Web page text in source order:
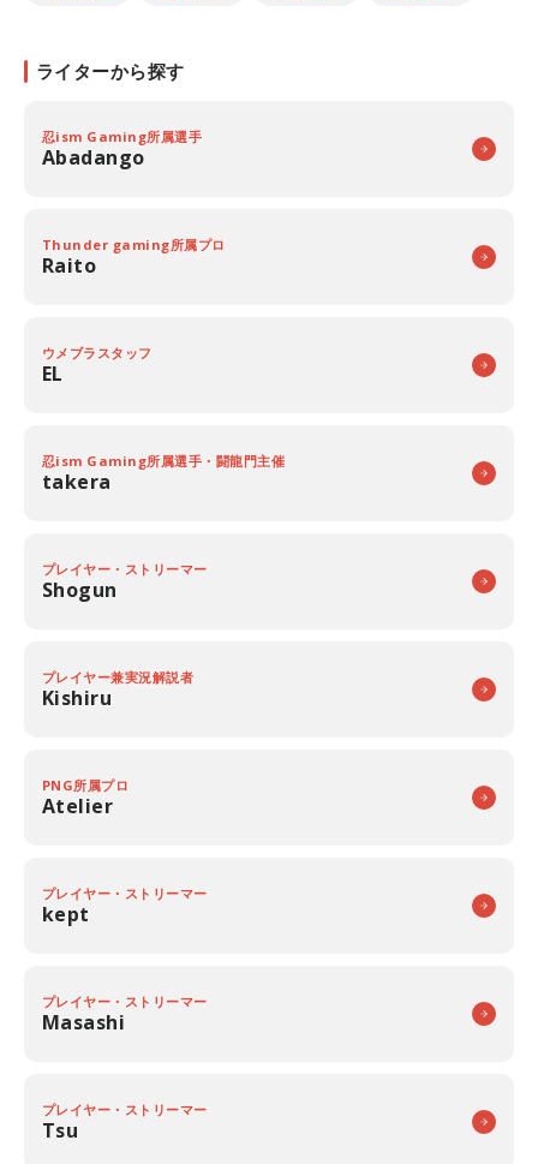
ライターから探す
忍ism Gaming所属選手
Abadango
Thunder gaming所属プロ
Raito
ウメブラスタッフ
EL
忍ism Gaming所属選手・闘龍門主催
takera
プレイヤー・ストリーマー
Shogun
プレイヤー兼実況解説者
Kishiru
PNG所属プロ
Atelier
プレイヤー・ストリーマー
kept
プレイヤー・ストリーマー
Masashi
プレイヤー・ストリーマー
Tsu